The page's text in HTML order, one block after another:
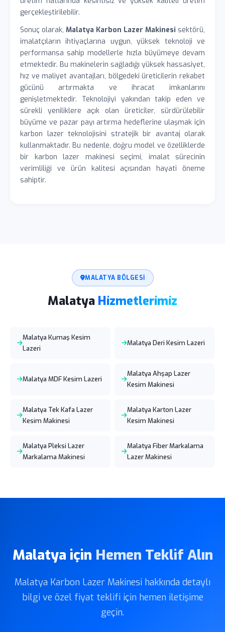
gerçekleştirilebilir.
Sonuç olarak, Malatya Karbon Lazer Makinesi sektörü,
imalatçıların ihtiyaçlarına uygun, yüksek teknoloji ve
performansa sahip modellerle hızla büyümeye devam
etmektedir. Bu makinelerin sağladığı yüksek hassasiyet,
hız ve maliyet avantajları, bölgedeki üreticilerin rekabet
gücünü artırmakta ve ihracat imkanlarını
genişletmektedir. Teknolojiyi yakından takip eden ve
sürekli yeniliklere açık olan üreticiler, sürdürülebilir
büyüme ve pazar payı artırma hedeflerine ulaşmak için
karbon lazer teknolojisini stratejik bir avantaj olarak
kullanmaktadır. Bu nedenle, doğru model ve özelliklerde
bir karbon lazer makinesi seçimi, imalat sürecinin
verimliliği ve ürün kalitesi açısından hayati öneme
sahiptir.
MALATYA BÖLGESI
Malatya Hizmetlerimiz
Malatya Kumaş Kesim
Lazeri
Malatya Deri Kesim Lazeri
Malatya MDF Kesim Lazeri
Malatya Ahşap Lazer
Kesim Makinesi
Malatya Tek Kafa Lazer
Kesim Makinesi
Malatya Karton Lazer
Kesim Makinesi
Malatya Pleksi Lazer
Markalama Makinesi
Malatya Fiber Markalama
Lazer Makinesi
Malatya için Hemen Teklif Alın
Malatya Karbon Lazer Makinesi hakkında detaylı
bilgi ve özel fiyat teklifi için hemen iletişime
geçin.